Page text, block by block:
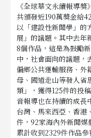
《全球華文永續報導
共頒發近190萬獎金給
以「建設性新聞學」的
展」的議題。其中去年
8個作品，這是為鼓勵
中，社會面向的議題，
偏鄉公共運輸服務、外
母、國道走山等發人省
類」，獲得125件的投
音報導也在持續的成長
台灣、馬來西亞、香港
件，92家海內外新聞媒
累計收到2329件作品參